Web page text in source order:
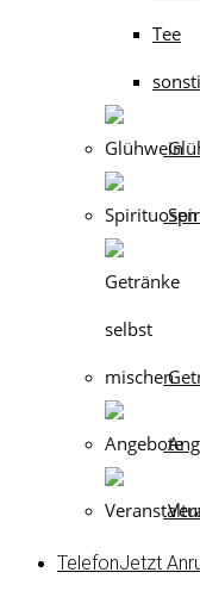
Tee
TelefonJetzt